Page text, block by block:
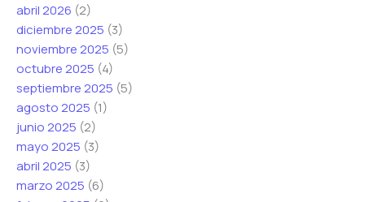
abril 2026 (2)
diciembre 2025 (3)
noviembre 2025 (5)
octubre 2025 (4)
septiembre 2025 (5)
agosto 2025 (1)
junio 2025 (2)
mayo 2025 (3)
abril 2025 (3)
marzo 2025 (6)